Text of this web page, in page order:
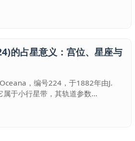
的占星意义：宫位、星座与
，编号224，于1882年由J.
于小行星带，其轨道参数...